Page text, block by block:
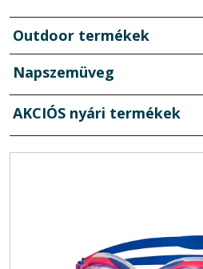
Outdoor termékek
Napszemüveg
AKCIÓS nyári termékek